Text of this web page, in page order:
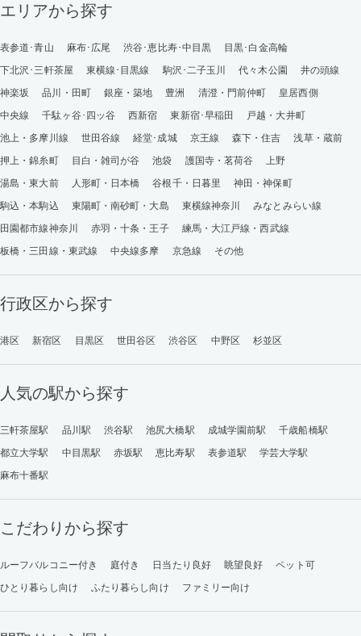
エリアから探す
表参道･青山 麻布･広尾 渋谷･恵比寿･中目黒
目黒･白金高輪
下北沢･三軒茶屋
東横線･目黒線 駒沢･二子玉川 代々木公園
井の頭線
神楽坂
品川・田町 銀座・築地 豊洲 清澄・門前仲町
皇居西側
中央線
千駄ヶ谷･四ッ谷 西新宿 東新宿･早稲田
戸越・大井町
池上・多摩川線
世田谷線 経堂･成城 京王線 森下・住吉
浅草・蔵前
押上・錦糸町
目白・雑司が谷 池袋 護国寺・茗荷谷
上野
湯島・東大前
人形町・日本橋 谷根千・日暮里
神田・神保町
駒込・本駒込
東陽町・南砂町・大島 東横線神奈川
みなとみらい線
田園都市線神奈川
赤羽・十条・王子
練馬・大江戸線・西武線
板橋・三田線・東武線
中央線多摩 京急線 その他
行政区から探す
港区 新宿区 目黒区 世田谷区 渋谷区 中野区 杉並区
人気の駅から探す
三軒茶屋駅 品川駅 渋谷駅 池尻大橋駅 成城学園前駅
千歳船橋駅
都立大学駅
中目黒駅 赤坂駅 恵比寿駅 表参道駅
学芸大学駅
麻布十番駅
こだわりから探す
ルーフバルコニー付き 庭付き 日当たり良好 眺望良好
ペット可
ひとり暮らし向け
ふたり暮らし向け ファミリー向け